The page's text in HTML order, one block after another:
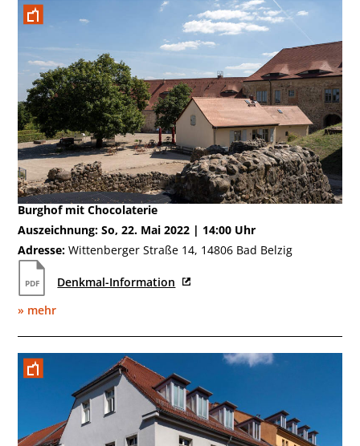
Mai 2022
Burghof mit Chocolaterie
Auszeichnung: So, 22. Mai 2022 | 14:00 Uhr
Adresse: Wittenberger Straße 14, 14806 Bad Belzig
Denkmal-Information
» mehr